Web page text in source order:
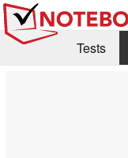
Tests